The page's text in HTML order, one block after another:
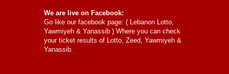
We are live on Facebook:
Go like our facebook page: ( Lebanon Lotto,
Yawmiyeh & Yanassib ) Where you can check
your ticket results of Lotto, Zeed, Yawmiyeh &
Yanassib.